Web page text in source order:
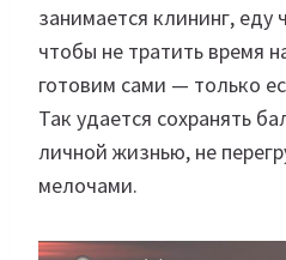
занимается клининг, еду
чтобы не тратить время
готовим сами — только
Так удается сохранять
личной жизнью, не
мелочами.